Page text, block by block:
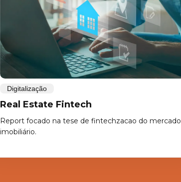
Digitalização
Real Estate Fintech
Report focado na tese de fintechzacao do mercado
imobiliário.